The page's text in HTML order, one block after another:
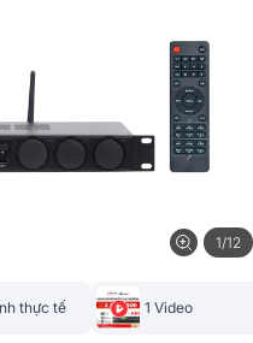
1/12
thực tế 1 Video